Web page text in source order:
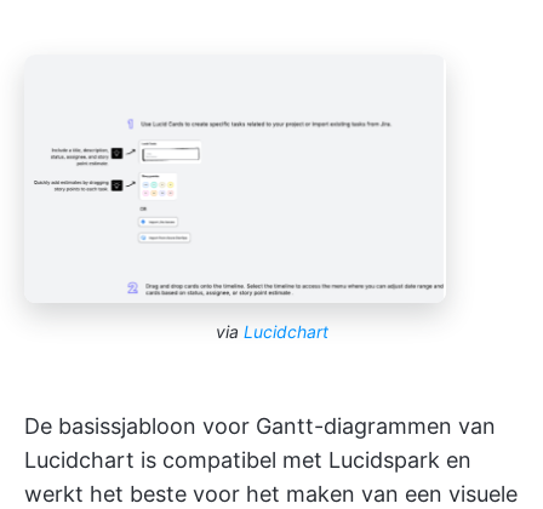
via Lucidchart
De basissjabloon voor Gantt-diagrammen van
Lucidchart is compatibel met Lucidspark en
werkt het beste voor het maken van een visuele